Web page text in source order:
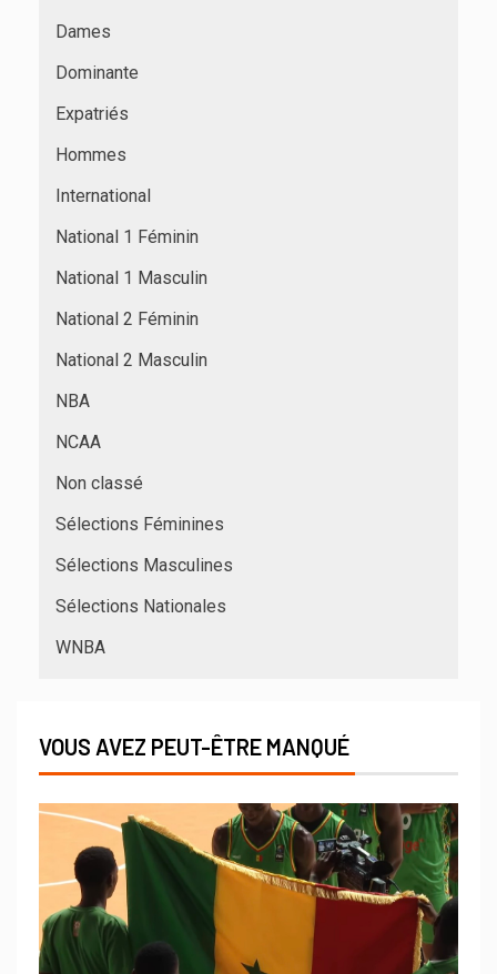
Dames
Dominante
Expatriés
Hommes
International
National 1 Féminin
National 1 Masculin
National 2 Féminin
National 2 Masculin
NBA
NCAA
Non classé
Sélections Féminines
Sélections Masculines
Sélections Nationales
WNBA
VOUS AVEZ PEUT-ÊTRE MANQUÉ